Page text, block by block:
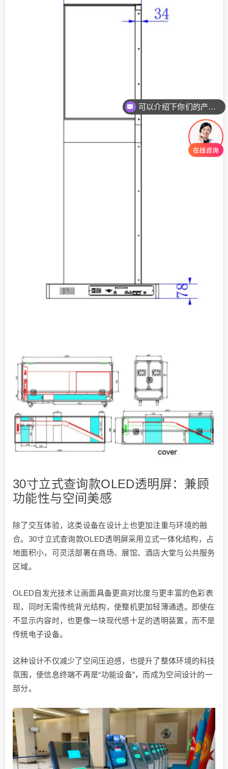
30寸立式查询款OLED透明屏：兼顾
功能性与空间美感
除了交互体验，这类设备在设计上也更加注重与环境的融
合。30寸立式查询款OLED透明屏采用立式一体化结构，占
地面积小，可灵活部署在商场、展馆、酒店大堂与公共服务
区域。
OLED自发光技术让画面具备更高对比度与更丰富的色彩表
现，同时无需传统背光结构，使整机更加轻薄通透。即使在
不显示内容时，也更像一块现代感十足的透明装置，而不是
传统电子设备。
这种设计不仅减少了空间压迫感，也提升了整体环境的科技
氛围，使信息终端不再是“功能设备”，而成为空间设计的一
部分。
可以介绍下你们的产品么
你们是怎么收费的呢